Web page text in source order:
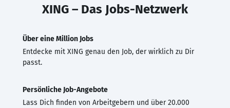
XING – Das Jobs-Netzwerk
Über eine Million Jobs
Entdecke mit XING genau den Job, der wirklich zu Dir
passt.
Persönliche Job-Angebote
Lass Dich finden von Arbeitgebern und über 20.000